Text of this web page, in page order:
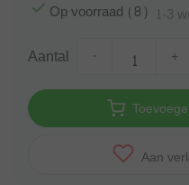
Op voorraad (8) 1-3
Aantal +
Aan